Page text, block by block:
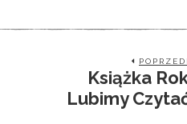
Książka
Lubimy